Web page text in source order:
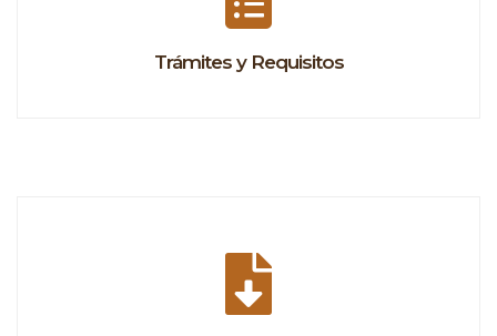
Trámites y Requisitos